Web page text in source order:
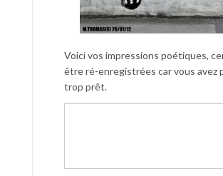
Voici vos impressions poétiques,
être ré-enregistrées car vous avez
trop prêt.